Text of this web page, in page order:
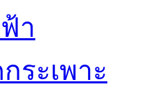
า
ระเพาะ